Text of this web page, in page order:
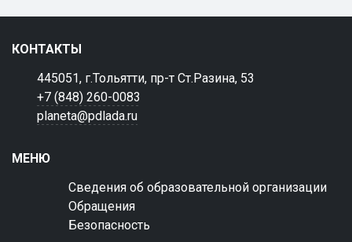
КОНТАКТЫ
445051, г.Тольятти, пр-т Ст.Разина, 53
+7 (848) 260-0083
planeta@pdlada.ru
МЕНЮ
Сведения об образовательной организации
Обращения
Безопасность